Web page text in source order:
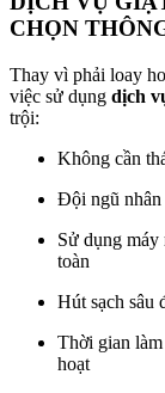
CHỌN
Thay vì phải loay
việc sử dụng dịch
trội:
Không cần
Đội ngũ nhân
Sử dụng máy
toàn
Hút sạch sâu
Thời gian
hoạt